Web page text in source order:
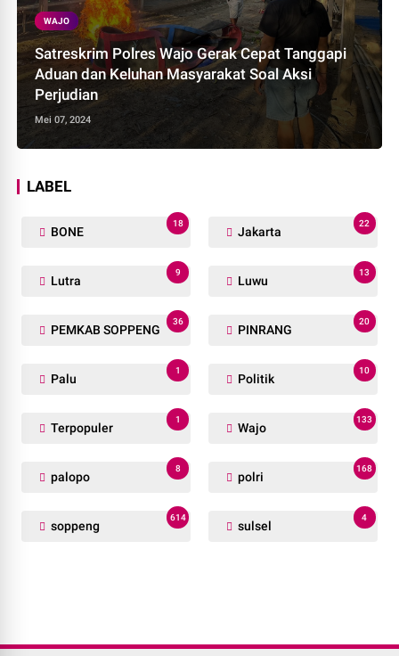
WAJO
Satreskrim Polres Wajo Gerak Cepat Tanggapi
Aduan dan Keluhan Masyarakat Soal Aksi
Perjudian
Mei 07, 2024
LABEL
BONE
18
Jakarta
22
Lutra
9
Luwu
13
PEMKAB SOPPENG
36
PINRANG
20
Palu
1
Politik
10
Terpopuler
1
Wajo
133
palopo
8
polri
168
soppeng
614
sulsel
4